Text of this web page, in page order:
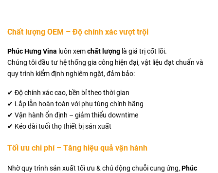
Chất lượng OEM – Độ chính xác vượt trội
Phúc HưngVina luôn xemchất lượng là giá trị cốt lõi.
Chúng tôi đầu tư hệ thống gia công hiện đại, vật liệu đạt chuẩn và
quy trình kiểm định nghiêm ngặt, đảm bảo:
✔ Độ chính xác cao, bền bỉ theo thời gian
✔ Lắp lẫn hoàn toàn với phụ tùng chính hãng
✔ Vận hành ổn định – giảm thiểu downtime
✔ Kéo dài tuổi thọ thiết bị sản xuất
Tối ưu chi phí – Tăng hiệu quả vận hành
Nhờ quy trình sản xuất tối ưu & chủ động chuỗi cung ứng,Phúc